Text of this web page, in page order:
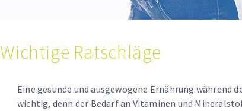
Wichtige Ratschläge
Eine gesunde und ausgewogene Ernährung während
wichtig, denn der Bedarf an Vitaminen und